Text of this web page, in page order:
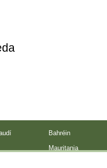
Bahréin
Mauritania